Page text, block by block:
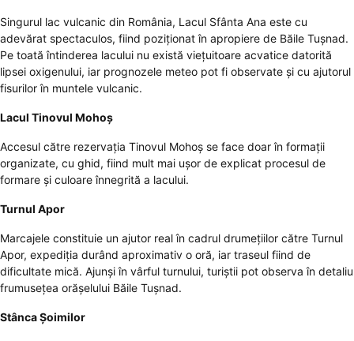
Singurul lac vulcanic din România, Lacul Sfânta Ana este cu
adevărat spectaculos, fiind poziționat în apropiere de Băile Tușnad.
Pe toată întinderea lacului nu există viețuitoare acvatice datorită
lipsei oxigenului, iar prognozele meteo pot fi observate și cu ajutorul
fisurilor în muntele vulcanic.
Lacul Tinovul Mohoș
Accesul către rezervația Tinovul Mohoș se face doar în formații
organizate, cu ghid, fiind mult mai ușor de explicat procesul de
formare și culoare înnegrită a lacului.
Turnul Apor
Marcajele constituie un ajutor real în cadrul drumețiilor către Turnul
Apor, expediția durând aproximativ o oră, iar traseul fiind de
dificultate mică. Ajunși în vârful turnului, turiștii pot observa în detaliu
frumusețea orășelului Băile Tușnad.
Stânca Șoimilor